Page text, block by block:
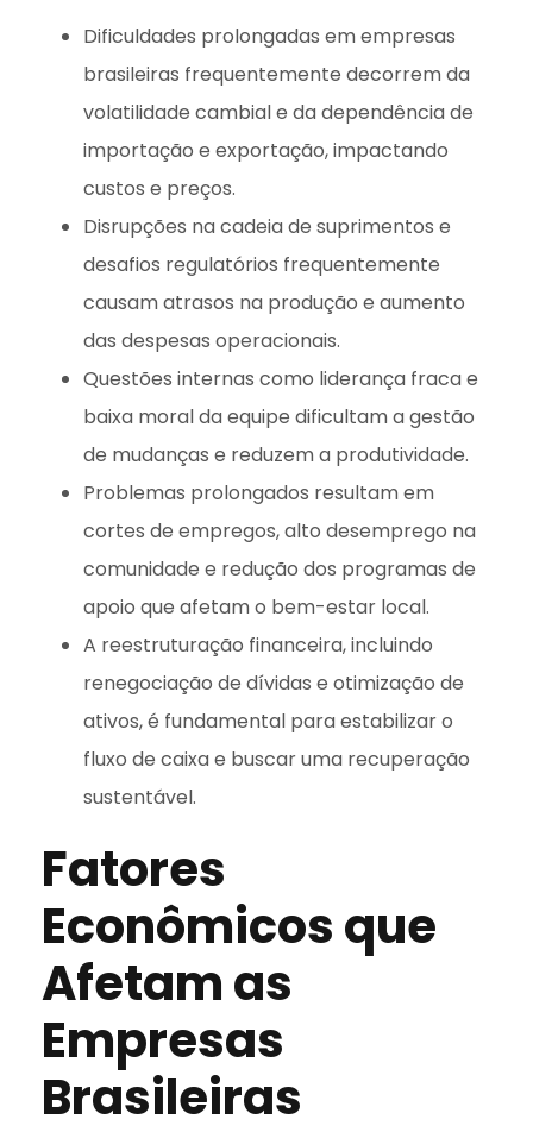
Dificuldades prolongadas em empresas
brasileiras frequentemente decorrem da
volatilidade cambial e da dependência de
importação e exportação, impactando
custos e preços.
Disrupções na cadeia de suprimentos e
desafios regulatórios frequentemente
causam atrasos na produção e aumento
das despesas operacionais.
Questões internas como liderança fraca e
baixa moral da equipe dificultam a gestão
de mudanças e reduzem a produtividade.
Problemas prolongados resultam em
cortes de empregos, alto desemprego na
comunidade e redução dos programas de
apoio que afetam o bem-estar local.
A reestruturação financeira, incluindo
renegociação de dívidas e otimização de
ativos, é fundamental para estabilizar o
fluxo de caixa e buscar uma recuperação
sustentável.
Fatores
Econômicos que
Afetam as
Empresas
Brasileiras